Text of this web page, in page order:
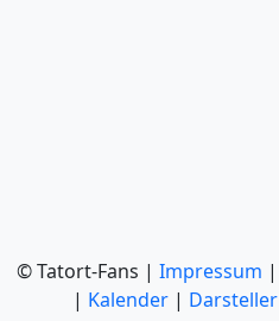
© Tatort-Fans | Impressum |
| Kalender | Darsteller